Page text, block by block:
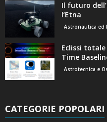
Il futuro
l’Etna
Astronautica ed
Eclissi
Time
Astrotecnica e
CATEGORIE POPOLARI